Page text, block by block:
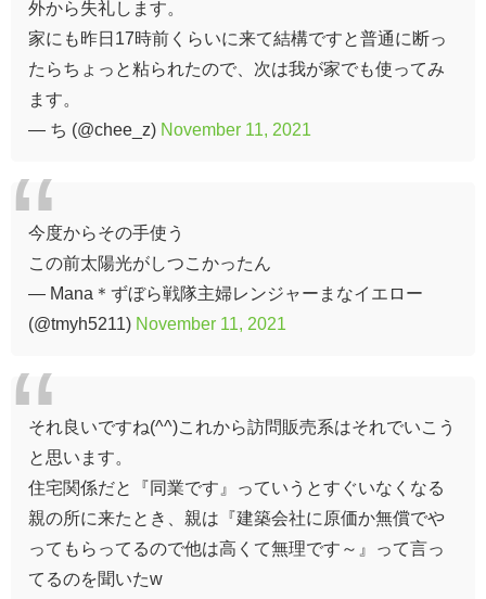
外から失礼します。
家にも昨日17時前くらいに来て結構ですと普通に断っ
たらちょっと粘られたので、次は我が家でも使ってみ
ます。
— ち (@chee_z) November 11, 2021
今度からその手使う
この前太陽光がしつこかったん
— Mana＊ずぼら戦隊主婦レンジャーまなイエロー
(@tmyh5211) November 11, 2021
それ良いですね(^^)これから訪問販売系はそれでいこう
と思います。
住宅関係だと『同業です』っていうとすぐいなくなる
親の所に来たとき、親は『建築会社に原価か無償でや
ってもらってるので他は高くて無理です～』って言っ
てるのを聞いたw